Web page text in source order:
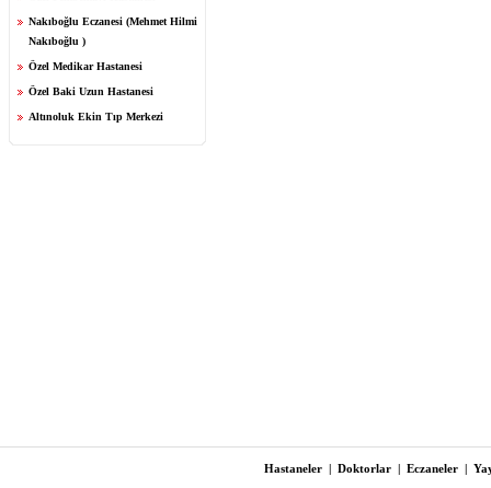
Nakıboğlu Eczanesi (Mehmet Hilmi
Nakıboğlu )
Özel Medikar Hastanesi
Özel Baki Uzun Hastanesi
Altınoluk Ekin Tıp Merkezi
Hastaneler | Doktorlar | Eczaneler |